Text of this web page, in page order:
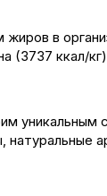
в
(3737 ккал/